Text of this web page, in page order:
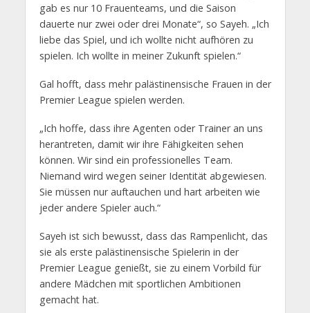
gab es nur 10 Frauenteams, und die Saison
dauerte nur zwei oder drei Monate“, so Sayeh. „Ich
liebe das Spiel, und ich wollte nicht aufhören zu
spielen. Ich wollte in meiner Zukunft spielen.“
Gal hofft, dass mehr palästinensische Frauen in der
Premier League spielen werden.
„Ich hoffe, dass ihre Agenten oder Trainer an uns
herantreten, damit wir ihre Fähigkeiten sehen
können. Wir sind ein professionelles Team.
Niemand wird wegen seiner Identität abgewiesen.
Sie müssen nur auftauchen und hart arbeiten wie
jeder andere Spieler auch.“
Sayeh ist sich bewusst, dass das Rampenlicht, das
sie als erste palästinensische Spielerin in der
Premier League genießt, sie zu einem Vorbild für
andere Mädchen mit sportlichen Ambitionen
gemacht hat.